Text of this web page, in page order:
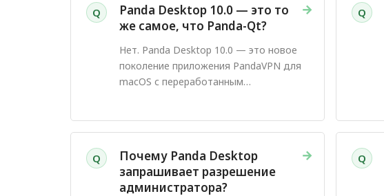
Q →
Panda Desktop 10.0 — это то
же самое, что Panda-Qt?
Нет. Panda Desktop 10.0 — это новое
поколение приложения PandaVPN для
macOS с переработанным
Q
Q →
Почему Panda Desktop
запрашивает разрешение
администратора?
Q